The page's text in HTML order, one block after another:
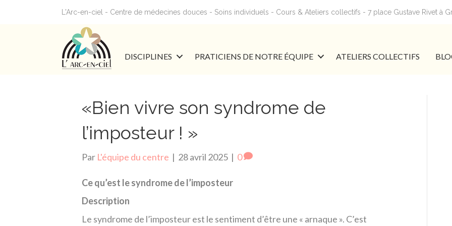
L'Arc-en-ciel - Centre de médecines douces - Soins individuels - Cours & Ateliers collectifs - 7 place Gustave Rivet à
DISCIPLINES PRATICIENS DE NOTRE ÉQUIPE ATELIERS COLLECTIFS
«Bien vivre son syndrome de
l’imposteur ! »
Par L'équipe du centre | 28 avril 2025 | 0
Ce qu’est le syndrome de l’imposteur
Description
Le syndrome de l’imposteur est le sentiment d’être une « arnaque ». C’est